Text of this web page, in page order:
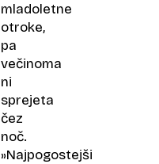
mladoletne
otroke,
pa
večinoma
ni
sprejeta
čez
noč.
»Najpogostejši